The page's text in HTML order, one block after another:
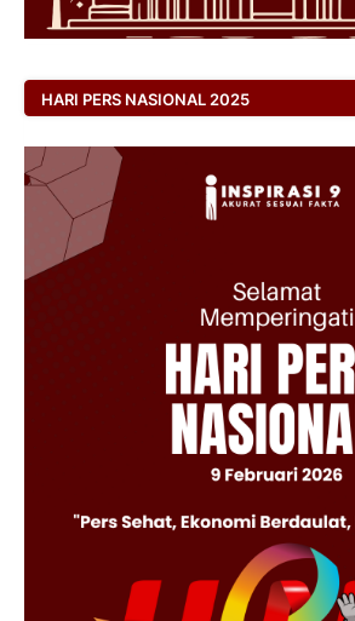
HARI PERS NASIONAL 2025